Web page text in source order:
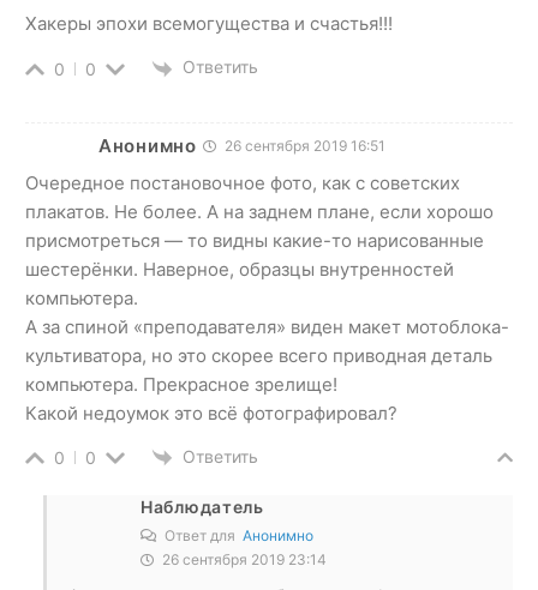
Хакеры эпохи всемогущества и счастья!!!
0 0 Ответить
Анонимно 26 сентября 2019 16:51
Очередное постановочное фото, как с советских
плакатов. Не более. А на заднем плане, если хорошо
присмотреться — то видны какие-то нарисованные
шестерёнки. Наверное, образцы внутренностей
компьютера.
А за спиной «преподавателя» виден макет мотоблока-
культиватора, но это скорее всего приводная деталь
компьютера. Прекрасное зрелище!
Какой недоумок это всё фотографировал?
0 0 Ответить
Наблюдатель
Ответ для Анонимно
26 сентября 2019 23:14